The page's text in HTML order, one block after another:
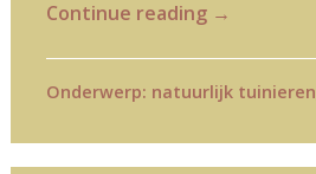
Continue reading →
Onderwerp: natuurlijk tuinieren